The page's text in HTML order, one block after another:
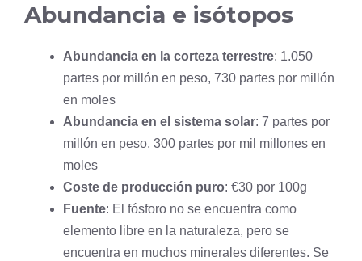
Abundancia e isótopos
Abundancia en la corteza terrestre: 1.050
partes por millón en peso, 730 partes por millón
en moles
Abundancia en el sistema solar: 7 partes por
millón en peso, 300 partes por mil millones en
moles
Coste de producción puro: €30 por 100g
Fuente: El fósforo no se encuentra como
elemento libre en la naturaleza, pero se
encuentra en muchos minerales diferentes. Se